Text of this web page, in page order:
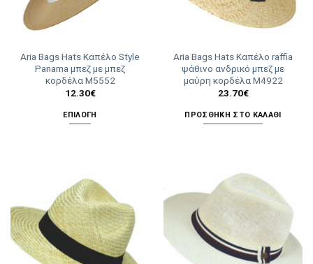
Aria Bags Hats Καπέλο Style
Panama μπεζ με μπεζ
κορδέλα M5552
12.30€
ΕΠΙΛΟΓΉ
πολλαπλές
παραλλαγές.
Οι
επιλογές
μπορούν
Aria Bags Hats Καπέλο raffia
ψάθινο ανδρικό μπεζ με
μαύρη κορδέλα Μ4922
23.70€
ΠΡΟΣΘΉΚΗ ΣΤΟ ΚΑΛΆΘΙ